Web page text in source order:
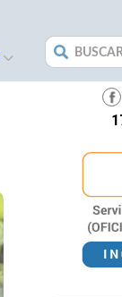
Search
for: